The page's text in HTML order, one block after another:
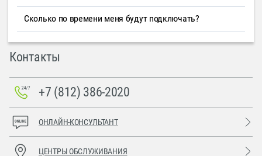
Сколько по времени меня будут подключать?
Контакты
+7 (812) 386-2020
ОНЛАЙН-КОНСУЛЬТАНТ
ЦЕНТРЫ ОБСЛУЖИВАНИЯ